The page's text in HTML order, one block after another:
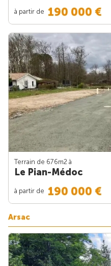
à partir de 190 000 €
Terrain de 676m2 à
Le Pian-Médoc
à partir de 190 000 €
Arsac